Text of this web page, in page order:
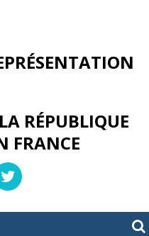
RÉPUBLIQUE
FRANCE